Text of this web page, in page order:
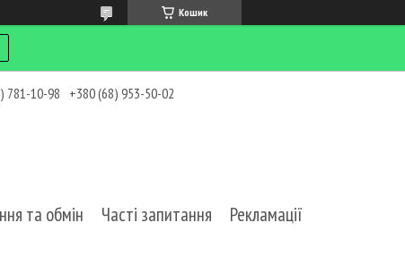
Кошик
781-10-98 +380 (68) 953-50-02
та обмін Часті запитання
Рекламації